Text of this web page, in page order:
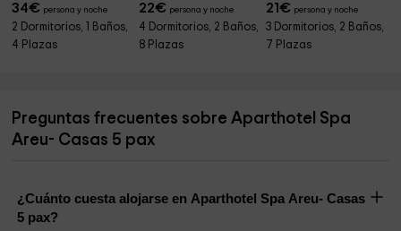
34€ persona y noche
2 Dormitorios, 1 Baños,
4 Plazas
22€ persona y noche
4 Dormitorios, 2 Baños,
8 Plazas
21€ persona y noche
3 Dormitorios, 2 Baños,
7 Plazas
Preguntas frecuentes sobre Aparthotel Spa
Areu- Casas 5 pax
¿Cuánto cuesta alojarse en Aparthotel Spa Areu- Casas
5 pax?